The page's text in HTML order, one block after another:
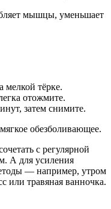
мышцы, уменьшает
мелкой тёрке.
отожмите.
затем снимите.
обезболивающее.
с регулярной
А для усиления
— например, утром
или травяная ванночка.